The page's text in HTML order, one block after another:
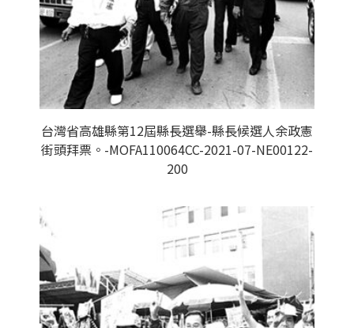
台灣省高雄縣第12屆縣長選舉-縣長候選人余政憲
街頭拜票。-MOFA110064CC-2021-07-NE00122-
200